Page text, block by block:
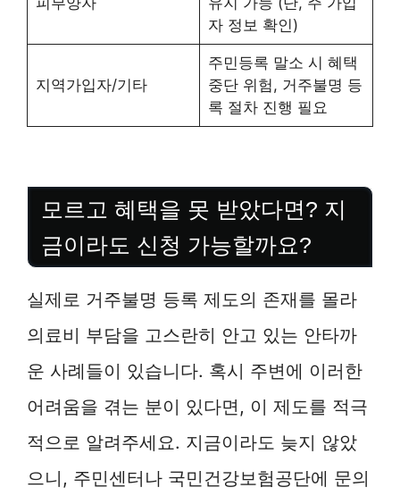
자 정보 확인)
지역가입자/기타
주민등록 말소 시 혜택
중단 위험, 거주불명 등
록 절차 진행 필요
모르고 혜택을 못 받았다면? 지
금이라도 신청 가능할까요?
실제로 거주불명 등록 제도의 존재를 몰라
의료비 부담을 고스란히 안고 있는 안타까
운 사례들이 있습니다. 혹시 주변에 이러한
어려움을 겪는 분이 있다면, 이 제도를 적극
적으로 알려주세요. 지금이라도 늦지 않았
으니, 주민센터나 국민건강보험공단에 문의